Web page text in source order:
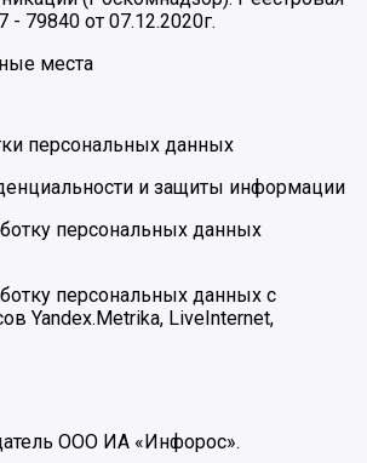
79840 от 07.12.2020г.
места
персональных данных
и защиты информации
персональных данных
персональных данных с
Yandex.Metrika, LiveInternet,
ООО ИА «Инфорос».